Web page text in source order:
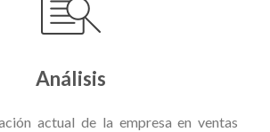
Análisis
actual de la empresa en ventas